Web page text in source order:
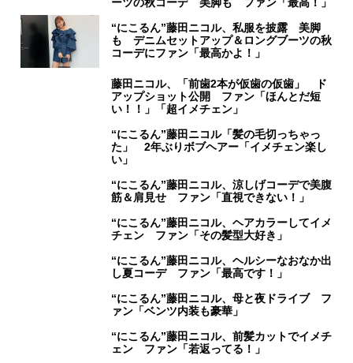
“にこるん”藤田ニコル、私服を披露 美脚
も デニムセットアップ＆ロングブーツの秋
コーデにファン「最高かよ！」
藤田ニコル、「前歯2本が仮歯の仮歯」 ド
アップショット公開 ファン「ほんとだ短
い！！」「超イメチェン」
“にこるん”藤田ニコル「髪の毛切っちゃっ
た」 2年ぶりボブヘアー「イメチェン楽し
い」
“にこるん”藤田ニコル、涼しげコーデで美腹
筋＆肩見せ ファン「直視できない！」
“にこるん”藤田ニコル、ヘアカラーしてイメ
チェン ファン「その髪型大好き」
“にこるん”藤田ニコル、ヘルシーなおなか出
し夏コーデ ファン「最高です！」
“にこるん”藤田ニコル、母と夜ドライブ フ
ァン「ベンツ内装も豪華」
“にこるん”藤田ニコル、前髪カットでイメチ
ェン ファン「若返ってる！」